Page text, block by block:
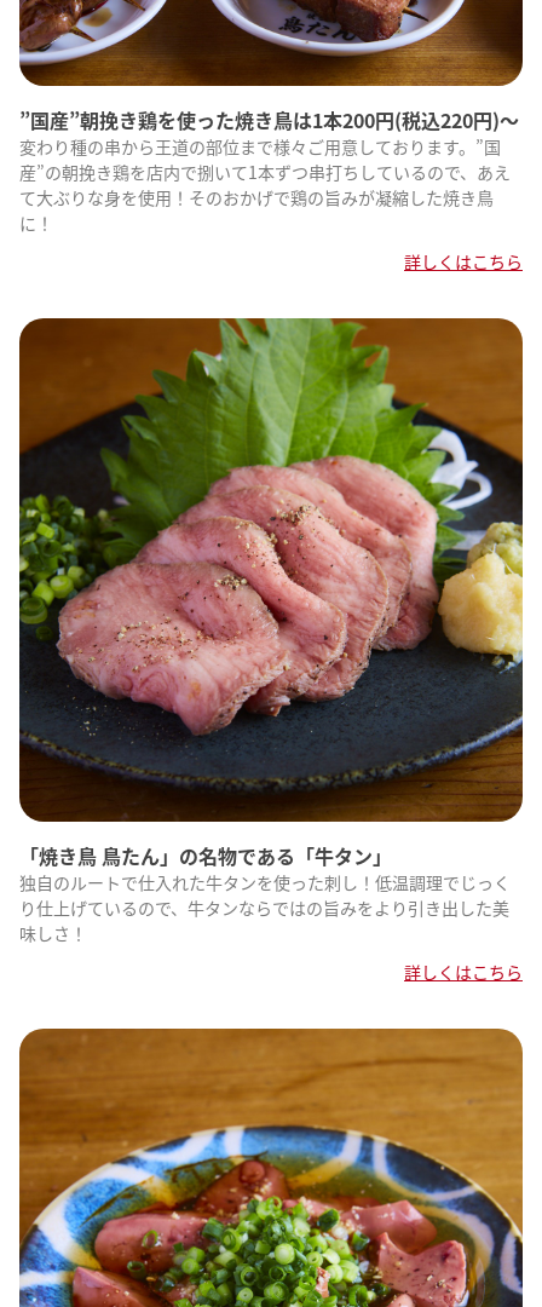
”国産”朝挽き鶏を使った焼き鳥は1本200円(税込220円)〜
変わり種の串から王道の部位まで様々ご用意しております。”国
産”の朝挽き鶏を店内で捌いて1本ずつ串打ちしているので、あえ
て大ぶりな身を使用！そのおかげで鶏の旨みが凝縮した焼き鳥
に！
詳しくはこちら
「焼き鳥 鳥たん」の名物である「牛タン」
独自のルートで仕入れた牛タンを使った刺し！低温調理でじっく
り仕上げているので、牛タンならではの旨みをより引き出した美
味しさ！
詳しくはこちら